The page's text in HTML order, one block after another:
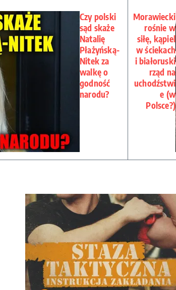
Czy polski
sąd skaże
Natalię
Płażyńską-
Nitek za
walkę o
godność
narodu?
Morawiecki
rośnie w
siłę, kąpiel
w ściekach
i białoruski
rząd na
uchodźstwi
e (w
Polsce?)